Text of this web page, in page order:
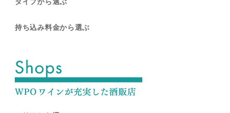
持ち込み料金から選ぶ